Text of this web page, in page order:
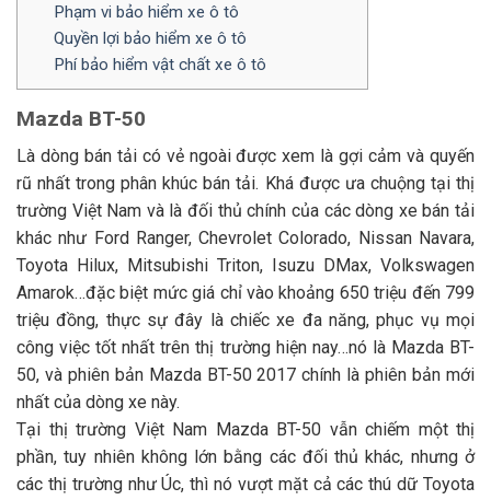
Phạm vi bảo hiểm xe ô tô
Quyền lợi bảo hiểm xe ô tô
Phí bảo hiểm vật chất xe ô tô
Mazda BT-50
Là dòng bán tải có vẻ ngoài được xem là gợi cảm và quyến
rũ nhất trong phân khúc bán tải. Khá được ưa chuộng tại thị
trường Việt Nam và là đối thủ chính của các dòng xe bán tải
khác như Ford Ranger, Chevrolet Colorado, Nissan Navara,
Toyota Hilux, Mitsubishi Triton, Isuzu DMax, Volkswagen
Amarok…đặc biệt mức giá chỉ vào khoảng 650 triệu đến 799
triệu đồng, thực sự đây là chiếc xe đa năng, phục vụ mọi
công việc tốt nhất trên thị trường hiện nay…nó là Mazda BT-
50, và phiên bản Mazda BT-50 2017 chính là phiên bản mới
nhất của dòng xe này.
Tại thị trường Việt Nam Mazda BT-50 vẫn chiếm một thị
phần, tuy nhiên không lớn bằng các đối thủ khác, nhưng ở
các thị trường như Úc, thì nó vượt mặt cả các thú dữ Toyota